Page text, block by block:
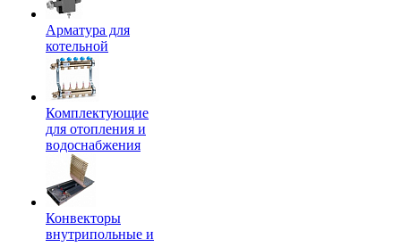
Арматура для
котельной
Комплектующие
для отопления и
водоснабжения
Конвекторы
внутрипольные и